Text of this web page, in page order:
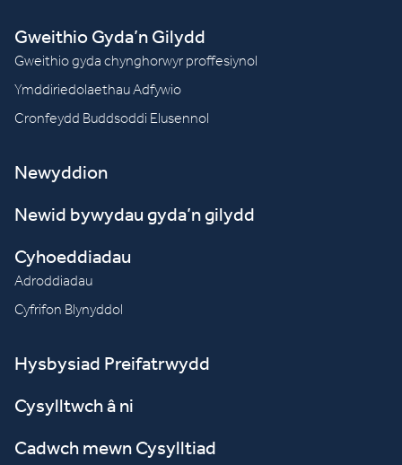
Gweithio Gyda’n Gilydd
Gweithio gyda chynghorwyr proffesiynol
Ymddiriedolaethau Adfywio
Cronfeydd Buddsoddi Elusennol
Newyddion
Newid bywydau gyda’n gilydd
Cyhoeddiadau
Adroddiadau
Cyfrifon Blynyddol
Hysbysiad Preifatrwydd
Cysylltwch â ni
Cadwch mewn Cysylltiad